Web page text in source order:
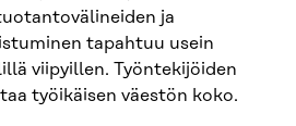
ja
tapahtuu usein
viipyillen. Työntekijöiden
työikäisen väestön koko.